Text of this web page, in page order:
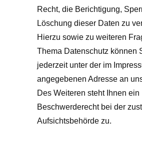
Recht, die Berichtigung,
Löschung dieser Daten zu
Hierzu sowie zu weiteren
Thema Datenschutz können
jederzeit unter der im
angegebenen Adresse an
Des Weiteren steht Ihnen ein
Beschwerderecht bei der
Aufsichtsbehörde zu.